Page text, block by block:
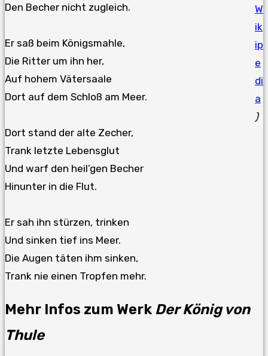
W
ik
ip
e
di
a
)
Den Becher nicht zugleich.
Er saß beim Königsmahle,
Die Ritter um ihn her,
Auf hohem Vätersaale
Dort auf dem Schloß am Meer.
Dort stand der alte Zecher,
Trank letzte Lebensglut
Und warf den heil’gen Becher
Hinunter in die Flut.
Er sah ihn stürzen, trinken
Und sinken tief ins Meer.
Die Augen täten ihm sinken,
Trank nie einen Tropfen mehr.
Mehr Infos zum Werk Der König von
Thule